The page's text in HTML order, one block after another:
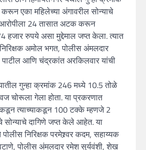
एका महिलेच्या अंगावरील सोन्याचे
आरोपीला 24 तासात अटक करून
हजार रुपये असा मुद्देमाल जप्त केला. त्यात
अमोल भगत, पोलीस अंमलदार
पाटील आणि चंद्रकांत अरकिलवार यांची
गुन्हा क्रमांक 246 मध्ये 10.5 तोळे
चोरूला गेला होता. या प्रकरणात
त्याच्याकडून 100 टक्के म्हणजे 2
दागिणे जप्त केले आहेत. या
निरिक्षक परमेश्र्वर कदम, सहाय्यक
पोलीस अंमलदार रमेश सुर्यवंशी, शेख